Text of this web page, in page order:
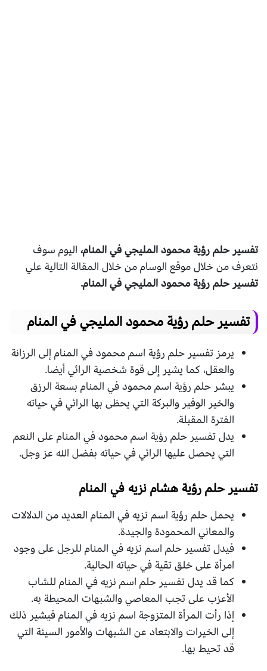
تفسير حلم رؤية محمود المليجي في المنام، اليوم سوف
نتعرف من خلال موقع الوسام من خلال المقالة التالية علي
تفسير حلم رؤية محمود المليجي في المنام.
تفسير حلم رؤية محمود المليجي في المنام
يرمز تفسير حلم رؤية اسم محمود في المنام إلى الرزانة
والعقل، كما يشير إلى قوة شخصية الرائي أيضا.
يبشر حلم رؤية اسم محمود في المنام بسعة الرزق
والخير الوفير والبركة التي يحظى بها الرائي في حياته
الفترة المقبلة.
يدل تفسير حلم رؤية اسم محمود في المنام على النعم
التي يحصل عليها الرائي في حياته بفضل الله عز وجل.
تفسير حلم رؤية هشام نزيه في المنام
يحمل حلم رؤية اسم نزيه في المنام العديد من الدلالات
والمعاني المحمودة والجيدة.
فيدل تفسير حلم اسم نزيه في المنام للرجل على وجود
امرأة على خلق تقية في حياته الحالية.
كما قد يدل تفسير حلم اسم نزيه في المنام للشاب
الأعزب على تجب المعاصي والشبهات المحيطة به.
إذا رأت المرأة المتزوجة اسم نزيه في المنام فيشير ذلك
إلى الخيرات والابتعاد عن الشبهات والأمور السيئة التي
قد تحيط بها.